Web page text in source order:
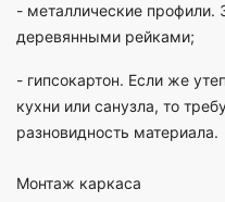
- металлические профили.
деревянными рейками;
- гипсокартон. Если же
кухни или санузла, то
разновидность материала.
Монтаж каркаса